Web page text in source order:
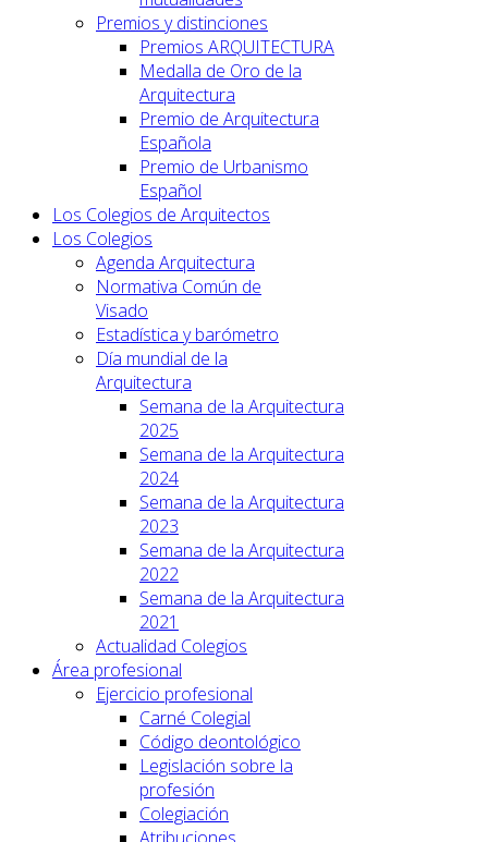
Premios y distinciones
Premios ARQUITECTURA
Medalla de Oro de la
Arquitectura
Premio de Arquitectura
Española
Premio de Urbanismo
Español
Los Colegios de Arquitectos
Los Colegios
Agenda Arquitectura
Normativa Común de
Visado
Estadística y barómetro
Día mundial de la
Arquitectura
Semana de la Arquitectura
2025
Semana de la Arquitectura
2024
Semana de la Arquitectura
2023
Semana de la Arquitectura
2022
Semana de la Arquitectura
2021
Actualidad Colegios
Área profesional
Ejercicio profesional
Carné Colegial
Código deontológico
Legislación sobre la
profesión
Colegiación